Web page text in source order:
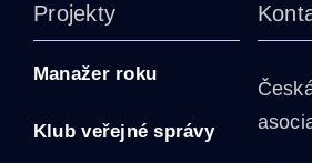
Projekty
Manažer roku
Klub veřejné správy